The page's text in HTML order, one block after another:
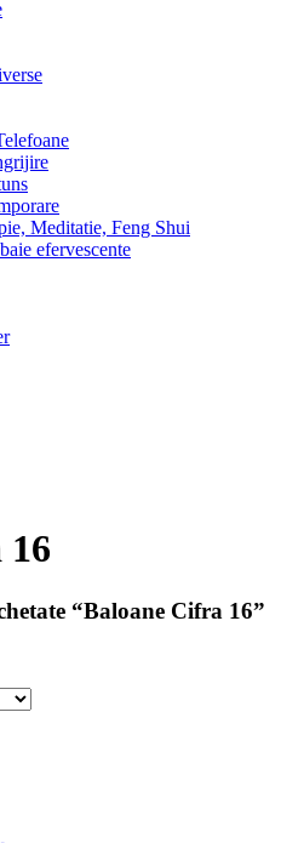
Meditatie, Feng Shui
efervescente
“Baloane Cifra 16”